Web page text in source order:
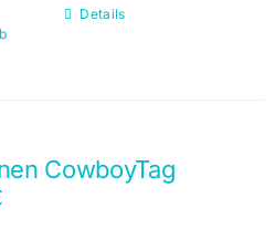
Details
CowboyTag